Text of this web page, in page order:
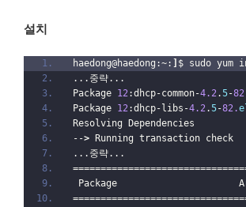
설치
haedong@haedong:~:
$ sudo yum
...중략...
Package 12:dhcp-common-4.2.5-
Package 12:dhcp-libs-4.2.5-82.
Resolving Dependencies
--> Running transaction check
...중략...
Package